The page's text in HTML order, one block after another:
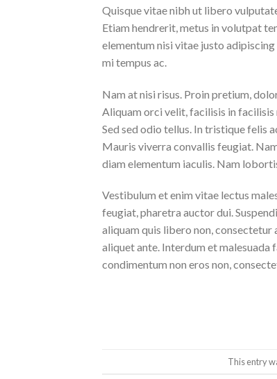
Quisque vitae nibh ut libero
Etiam hendrerit, metus in volutpat
elementum nisi vitae justo
mi tempus ac.
Nam at nisi risus. Proin pretium,
Aliquam orci velit, facilisis in facilisis
Sed sed odio tellus. In tristique felis
Mauris viverra convallis feugiat.
diam elementum iaculis. Nam
Vestibulum et enim vitae lectus
feugiat, pharetra auctor dui.
aliquam quis libero non, consectetur
aliquet ante. Interdum et malesuada
condimentum non eros non,
This entry